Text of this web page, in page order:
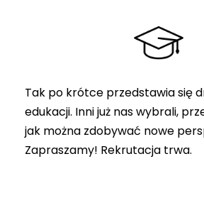
Tak po krótce przedstawia się
edukacji. Inni już nas wybrali,
jak można zdobywać nowe
Zapraszamy! Rekrutacja trwa.